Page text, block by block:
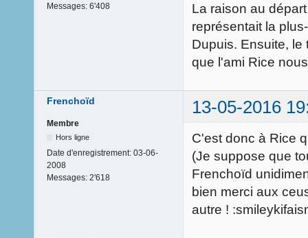
Messages: 6'408
La raison au
représentait la
Dupuis. Ensuite, le
que l'ami Rice
Frenchoïd 13-05-2016
Membre
Hors ligne
Date d'enregistrement: 03-06-
2008
Messages: 2'618
C'est donc à Rice
(Je suppose que
Frenchoïd
bien merci aux
autre !